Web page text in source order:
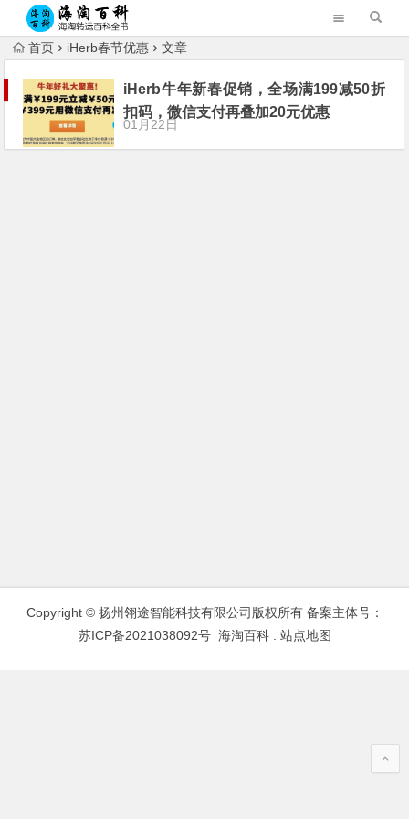
首页 iHerb春节优惠 文章
iHerb牛年新春促销，全场满199减50折
扣码，微信支付再叠加20元优惠
01月22日
Copyright © 扬州翎途智能科技有限公司版权所有 备案主体号：
苏ICP备2021038092号 海淘百科. 站点地图